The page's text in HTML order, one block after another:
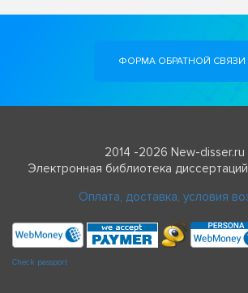
ФОРМА ОБРАТНОЙ СВЯЗИ
2014 -2026 New-
Электронная библиотека
Оплата, доставка, условия
Check passport